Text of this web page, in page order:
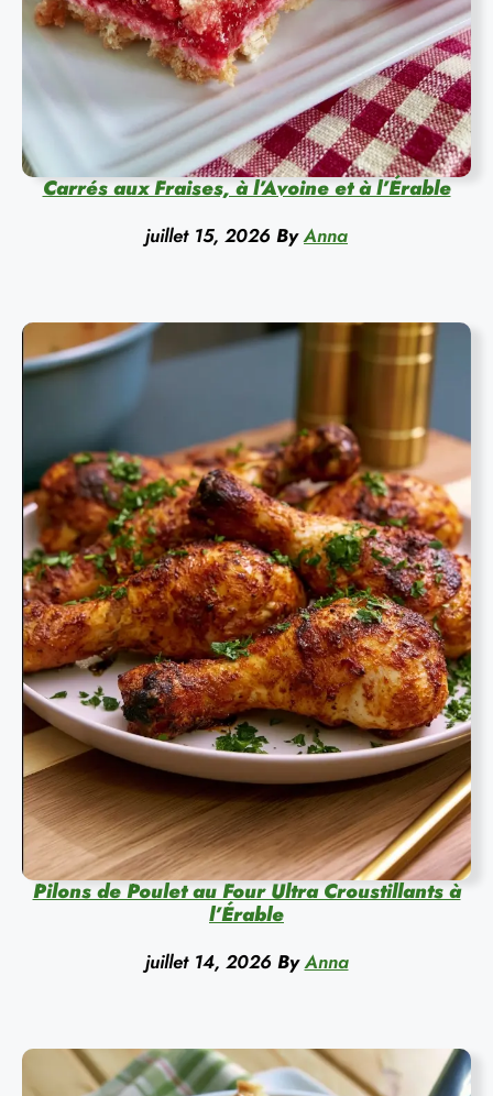
Carrés aux Fraises, à l’Avoine et à l’Érable
juillet 15, 2026 By Anna
Pilons de Poulet au Four Ultra Croustillants à
l’Érable
juillet 14, 2026 By Anna